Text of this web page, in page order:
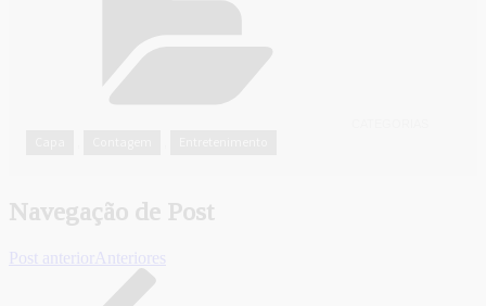
Navegação de Post
Post anterior Anteriores